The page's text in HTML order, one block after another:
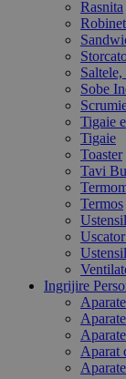
Rasnita
Sobe
Tigaie
Tigaie
Toaster
Tavi
Termos
Ingrijire
Aparat